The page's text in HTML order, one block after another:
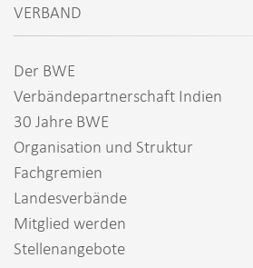
VERBAND
Der BWE
Verbändepartnerschaft Indien
30 Jahre BWE
Organisation und Struktur
Fachgremien
Landesverbände
Mitglied werden
Stellenangebote